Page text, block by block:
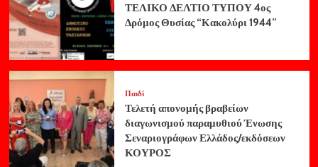
ΤΕΛΙΚΟ ΔΕΛΤΙΟ ΤΥΠΟΥ 4ος
Δρόμος Θυσίας “Κακολύρι 1944”
Παιδί
Τελετή απονομής βραβείων
διαγωνισμού παραμυθιού Ένωσης
Σεναριογράφων Ελλάδος/εκδόσεων
ΚΟΥΡΟΣ